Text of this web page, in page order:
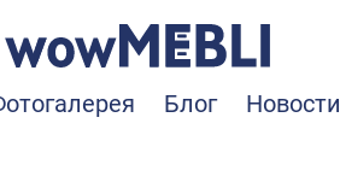
Блог Новости